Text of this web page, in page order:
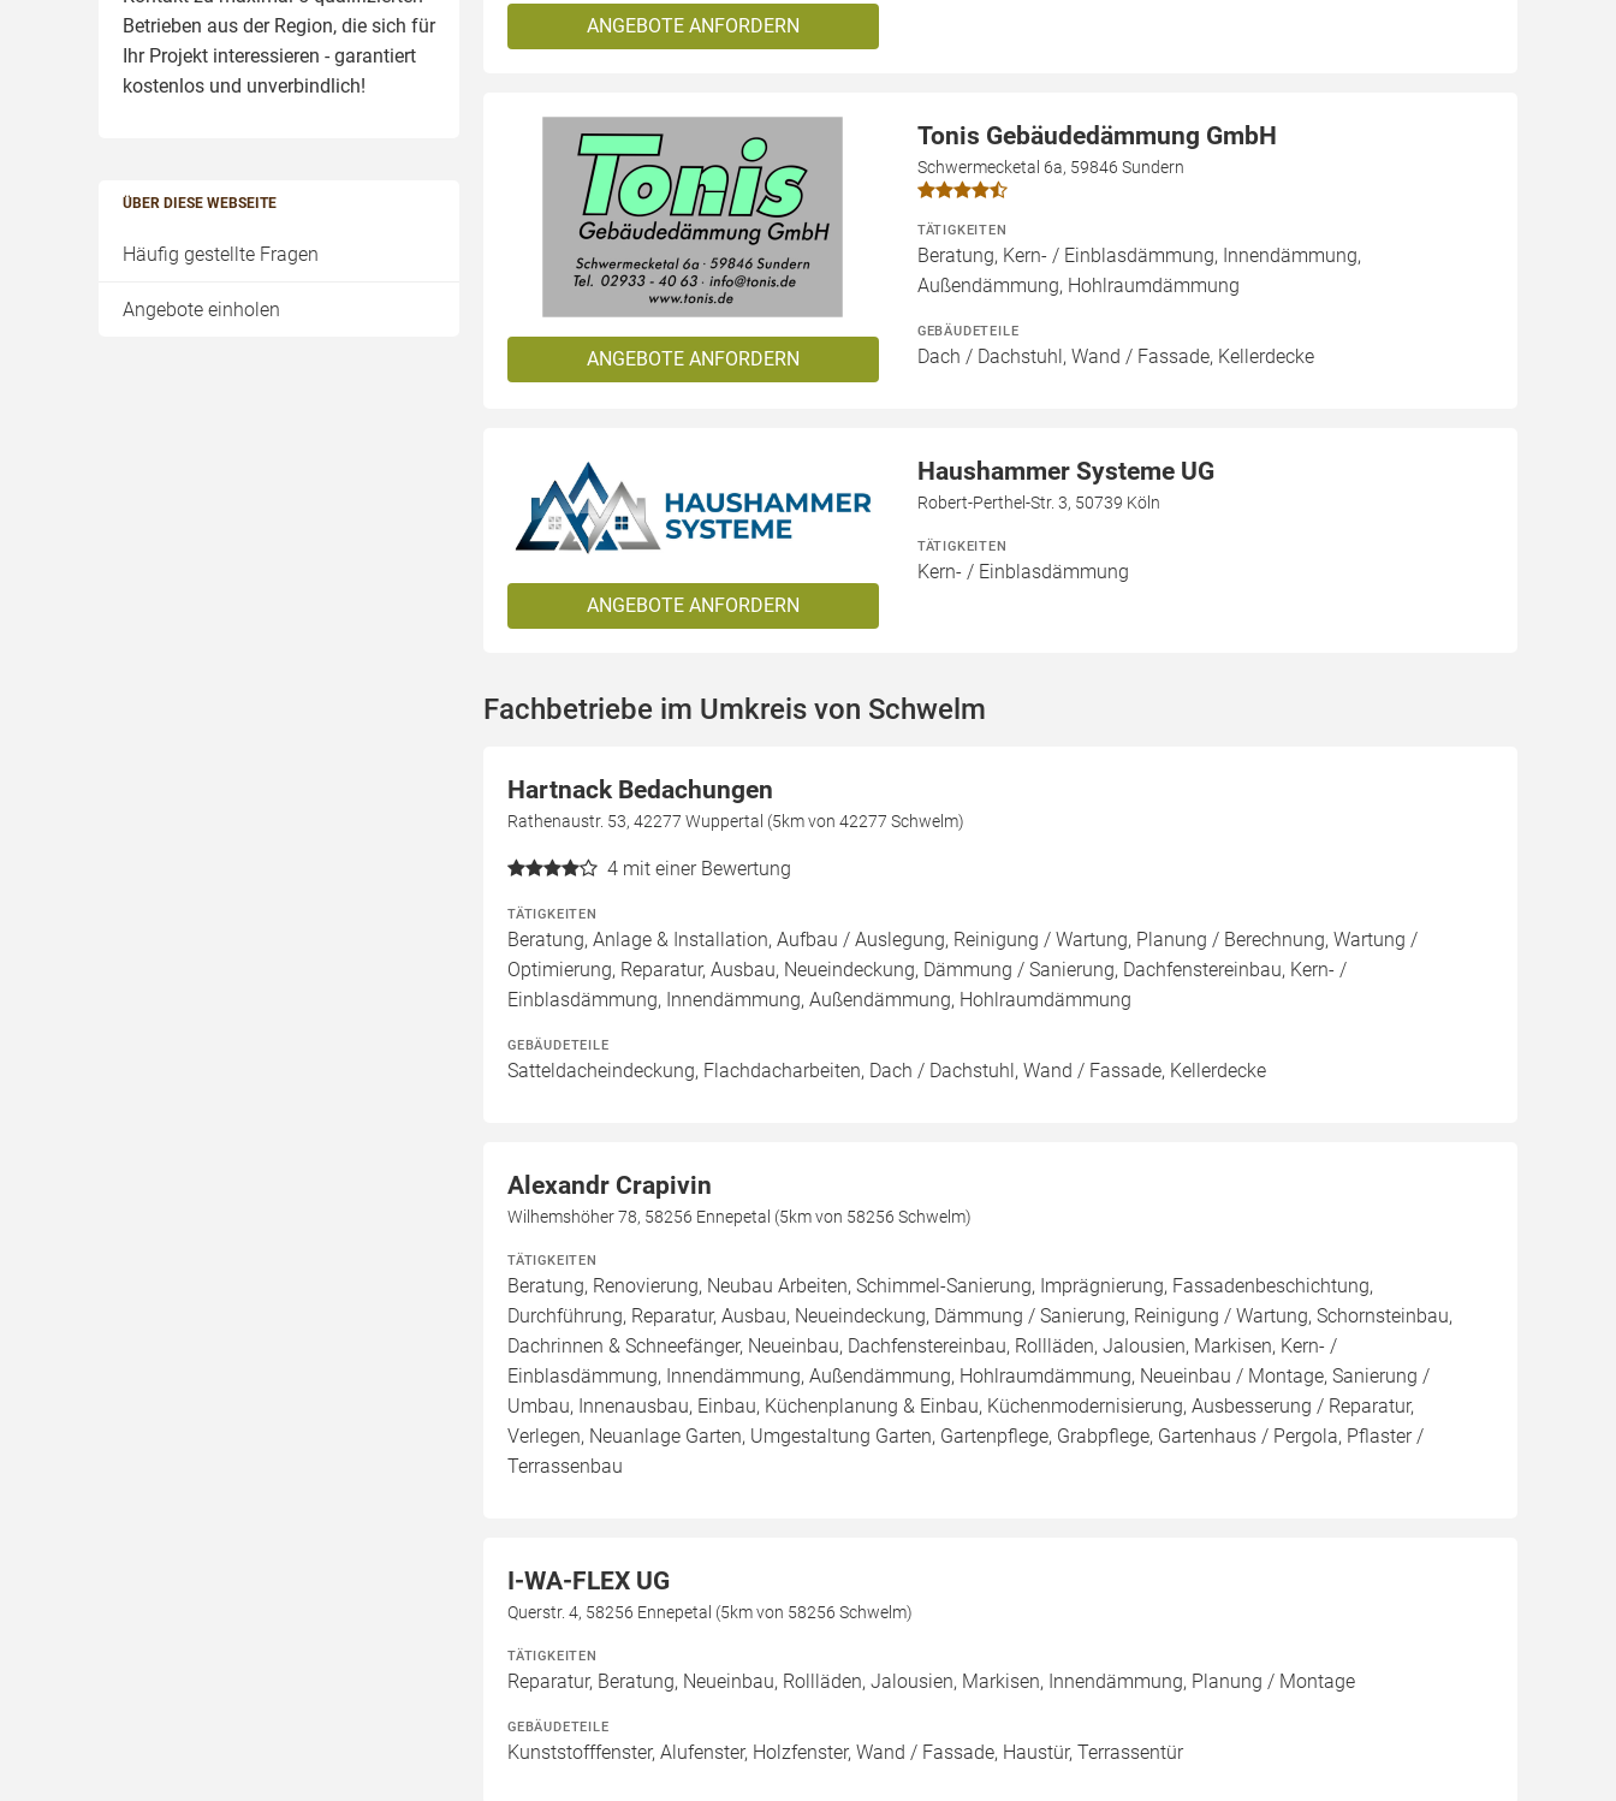
Betrieben aus der Region, die sich für
Ihr Projekt interessieren - garantiert
kostenlos und unverbindlich!
ÜBER DIESE WEBSEITE
Häufig gestellte Fragen
Angebote einholen
ANGEBOTE ANFORDERN
ANGEBOTE ANFORDERN
Tonis Gebäudedämmung GmbH
Schwermecketal 6a, 59846 Sundern
TÄTIGKEITEN
Beratung, Kern- / Einblasdämmung, Innendämmung,
Außendämmung, Hohlraumdämmung
GEBÄUDETEILE
Dach / Dachstuhl, Wand / Fassade, Kellerdecke
ANGEBOTE ANFORDERN
Haushammer Systeme UG
Robert-Perthel-Str. 3, 50739 Köln
TÄTIGKEITEN
Kern- / Einblasdämmung
Fachbetriebe im Umkreis von Schwelm
Hartnack Bedachungen
Rathenaustr. 53, 42277 Wuppertal (5km von 42277 Schwelm)
4 mit einer Bewertung
TÄTIGKEITEN
Beratung, Anlage & Installation, Aufbau / Auslegung, Reinigung / Wartung, Planung / Berechnung, Wartung /
Optimierung, Reparatur, Ausbau, Neueindeckung, Dämmung / Sanierung, Dachfenstereinbau, Kern- /
Einblasdämmung, Innendämmung, Außendämmung, Hohlraumdämmung
GEBÄUDETEILE
Satteldacheindeckung, Flachdacharbeiten, Dach / Dachstuhl, Wand / Fassade, Kellerdecke
Alexandr Crapivin
Wilhemshöher 78, 58256 Ennepetal (5km von 58256 Schwelm)
TÄTIGKEITEN
Beratung, Renovierung, Neubau Arbeiten, Schimmel-Sanierung, Imprägnierung, Fassadenbeschichtung,
Durchführung, Reparatur, Ausbau, Neueindeckung, Dämmung / Sanierung, Reinigung / Wartung, Schornsteinbau,
Dachrinnen & Schneefänger, Neueinbau, Dachfenstereinbau, Rollläden, Jalousien, Markisen, Kern- /
Einblasdämmung, Innendämmung, Außendämmung, Hohlraumdämmung, Neueinbau / Montage, Sanierung /
Umbau, Innenausbau, Einbau, Küchenplanung & Einbau, Küchenmodernisierung, Ausbesserung / Reparatur,
Verlegen, Neuanlage Garten, Umgestaltung Garten, Gartenpflege, Grabpflege, Gartenhaus / Pergola, Pflaster /
Terrassenbau
I-WA-FLEX UG
Querstr. 4, 58256 Ennepetal (5km von 58256 Schwelm)
TÄTIGKEITEN
Reparatur, Beratung, Neueinbau, Rollläden, Jalousien, Markisen, Innendämmung, Planung / Montage
GEBÄUDETEILE
Kunststofffenster, Alufenster, Holzfenster, Wand / Fassade, Haustür, Terrassentür